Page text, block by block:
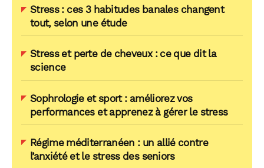
Stress : ces 3 habitudes banales changent
tout, selon une étude
Stress et perte de cheveux : ce que dit la
science
Sophrologie et sport : améliorez vos
performances et apprenez à gérer le stress
Régime méditerranéen : un allié contre
l’anxiété et le stress des seniors